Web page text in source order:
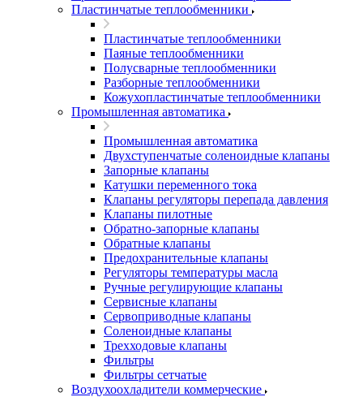
Пластинчатые теплообменники
Пластинчатые теплообменники
Паяные теплообменники
Полусварные теплообменники
Разборные теплообменники
Кожухопластинчатые теплообменники
Промышленная автоматика
Промышленная автоматика
Двухступенчатые соленоидные клапаны
Запорные клапаны
Катушки переменного тока
Клапаны регуляторы перепада давления
Клапаны пилотные
Обратно-запорные клапаны
Обратные клапаны
Предохранительные клапаны
Регуляторы температуры масла
Ручные регулирующие клапаны
Сервисные клапаны
Сервоприводные клапаны
Соленоидные клапаны
Трехходовые клапаны
Фильтры
Фильтры сетчатые
Воздухоохладители коммерческие